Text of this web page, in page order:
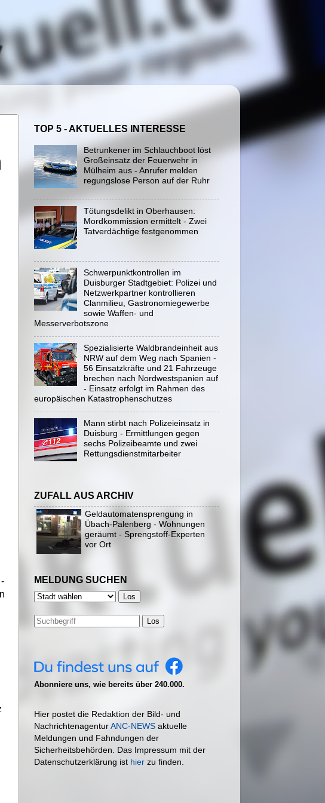
TOP 5 - AKTUELLES INTERESSE
Betrunkener im Schlauchboot löst
Großeinsatz der Feuerwehr in
Mülheim aus - Anrufer melden
regungslose Person auf der Ruhr
Tötungsdelikt in Oberhausen:
Mordkommission ermittelt - Zwei
Tatverdächtige festgenommen
Schwerpunktkontrollen im
Duisburger Stadtgebiet: Polizei und
Netzwerkpartner kontrollieren
Clanmilieu, Gastronomiegewerbe
sowie Waffen- und
Messerverbotszone
Spezialisierte Waldbrandeinheit aus
NRW auf dem Weg nach Spanien -
56 Einsatzkräfte und 21 Fahrzeuge
brechen nach Nordwestspanien auf
- Einsatz erfolgt im Rahmen des
europäischen Katastrophenschutzes
Mann stirbt nach Polizeieinsatz in
Duisburg - Ermittlungen gegen
sechs Polizeibeamte und zwei
Rettungsdienstmitarbeiter
ZUFALL AUS ARCHIV
Geldautomatensprengung in
Übach-Palenberg - Wohnungen
geräumt - Sprengstoff-Experten
vor Ort
MELDUNG SUCHEN
Los
Abonniere uns, wie bereits über 240.000.
Hier postet die Redaktion der Bild- und
NachrichtenagenturANC-NEWS aktuelle
Meldungen und Fahndungen der
Sicherheitsbehörden. Das Impressum mit der
Datenschutzerklärung ist hier zu finden.